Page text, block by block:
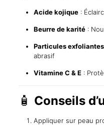
Acide kojique:
Beurre de karité:
Particules
abrasif
Vitamine C & E:
🧴 Conseils
Appliquer sur peau